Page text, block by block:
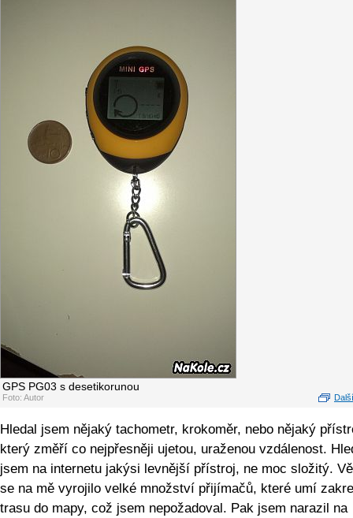
GPS PG03 s desetikorunou
Foto: Autor
Hledal jsem nějaký tachometr, krokoměr, nebo nějaký
který změří co nejpřesněji ujetou, uraženou vzdálenost.
jsem na internetu jakýsi levnější přístroj, ne moc složitý.
se na mě vyrojilo velké množství přijímačů, které umí
trasu do mapy, což jsem nepožadoval. Pak jsem narazil na